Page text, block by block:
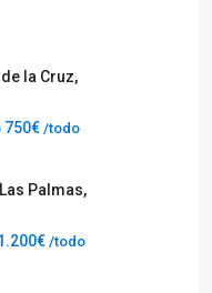
la Cruz,
750€ /todo
Palmas,
/todo